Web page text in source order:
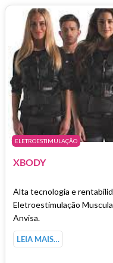
ELETROESTIMULAÇÃO
XBODY
Alta tecnologia e
Eletroestimulação
Anvisa.
LEIA MAIS…